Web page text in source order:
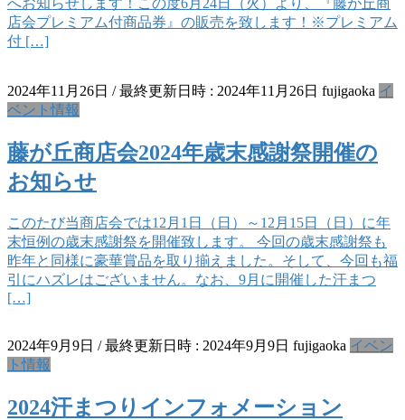
へお知らせします！この度6月24日（火）より、『藤が丘商
店会プレミアム付商品券』の販売を致します！※プレミアム
付 […]
2024年11月26日 / 最終更新日時 : 2024年11月26日 fujigaoka イ
ベント情報
藤が丘商店会2024年歳末感謝祭開催の
お知らせ
このたび当商店会では12月1日（日）～12月15日（日）に年
末恒例の歳末感謝祭を開催致します。 今回の歳末感謝祭も
昨年と同様に豪華賞品を取り揃えました。そして、今回も福
引にハズレはございません。なお、9月に開催した汗まつ
[…]
2024年9月9日 / 最終更新日時 : 2024年9月9日 fujigaoka イベン
ト情報
2024汗まつりインフォメーション